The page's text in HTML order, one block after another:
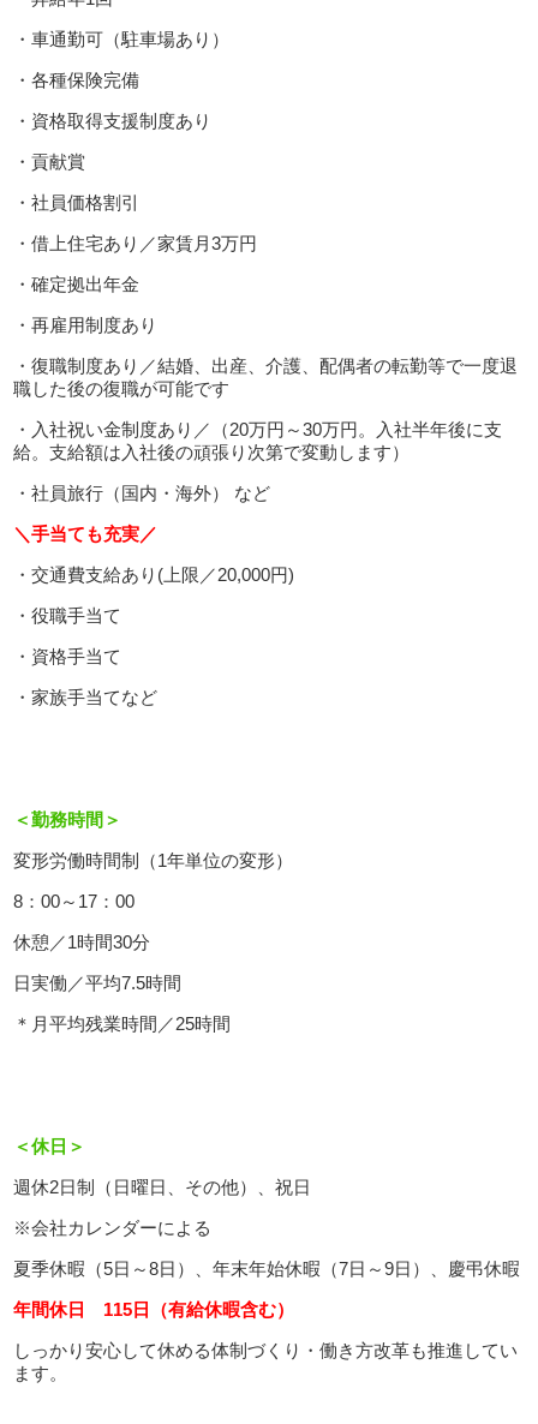
・車通勤可（駐車場あり）
・各種保険完備
・資格取得支援制度あり
・貢献賞
・社員価格割引
・借上住宅あり／家賃月3万円
・確定拠出年金
・再雇用制度あり
・復職制度あり／結婚、出産、介護、配偶者の転勤等で一度退
職した後の復職が可能です
・入社祝い金制度あり／（20万円～30万円。入社半年後に支
給。支給額は入社後の頑張り次第で変動します）
・社員旅行（国内・海外） など
＼手当ても充実／
・交通費支給あり(上限／20,000円)
・役職手当て
・資格手当て
・家族手当てなど
＜勤務時間＞
変形労働時間制（1年単位の変形）
8：00～17：00
休憩／1時間30分
日実働／平均7.5時間
＊月平均残業時間／25時間
＜休日＞
週休2日制（日曜日、その他）、祝日
※会社カレンダーによる
夏季休暇（5日～8日）、年末年始休暇（7日～9日）、慶弔休暇
年間休日 115日（有給休暇含む）
しっかり安心して休める体制づくり・働き方改革も推進してい
ます。